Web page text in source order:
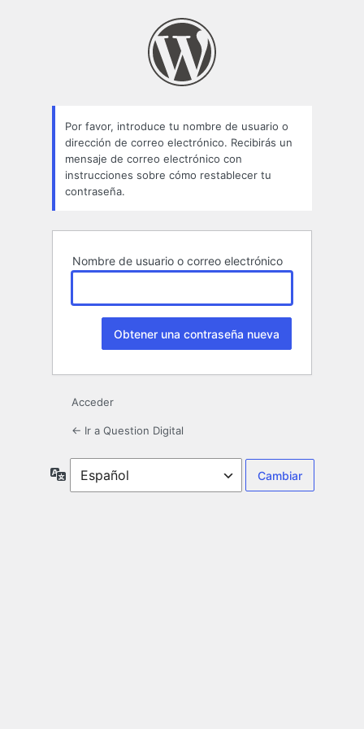
Por favor, introduce tu nombre de usuario o
dirección de correo electrónico. Recibirás un
mensaje de correo electrónico con
instrucciones sobre cómo restablecer tu
contraseña.
Nombre de usuario o correo electrónico
Acceder
← Ir a Question Digital
Idioma